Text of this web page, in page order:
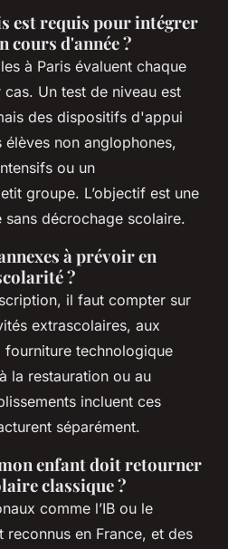
est requis pour intégrer
cours d'année ?
à Paris évaluent chaque
Un test de niveau est
des dispositifs d'appui
non anglophones,
ou un
groupe. L’objectif est une
décrochage scolaire.
à prévoir en
?
il faut compter sur
extrascolaires, aux
technologique
la restauration ou au
incluent ces
séparément.
enfant doit retourner
classique ?
comme l’IB ou le
en France, et des